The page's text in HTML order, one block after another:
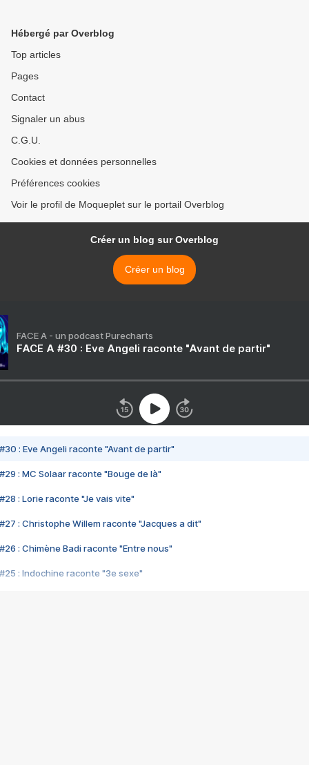
Hébergé par Overblog
Top articles
Pages
Contact
Signaler un abus
C.G.U.
Cookies et données personnelles
Préférences cookies
Voir le profil de Moqueplet sur le portail Overblog
Créer un blog sur Overblog
Créer un blog
FACE A - un podcast Purecharts
FACE A #30 : Eve Angeli raconte "Avant de partir"
#30 : Eve Angeli raconte "Avant de partir"
#29 : MC Solaar raconte "Bouge de là"
#28 : Lorie raconte "Je vais vite"
#27 : Christophe Willem raconte "Jacques a dit"
#26 : Chimène Badi raconte "Entre nous"
#25 : Indochine raconte "3e sexe"